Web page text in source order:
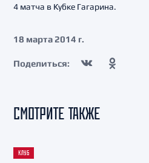
4 матча в Кубке Гагарина.
18 марта 2014 г.
Поделиться:
СМОТРИТЕ ТАКЖЕ
КЛУБ